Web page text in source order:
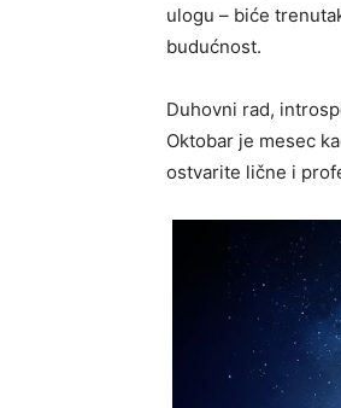
ulogu – biće
budućnost.
Duhovni rad,
Oktobar je mesec
ostvarite lične i